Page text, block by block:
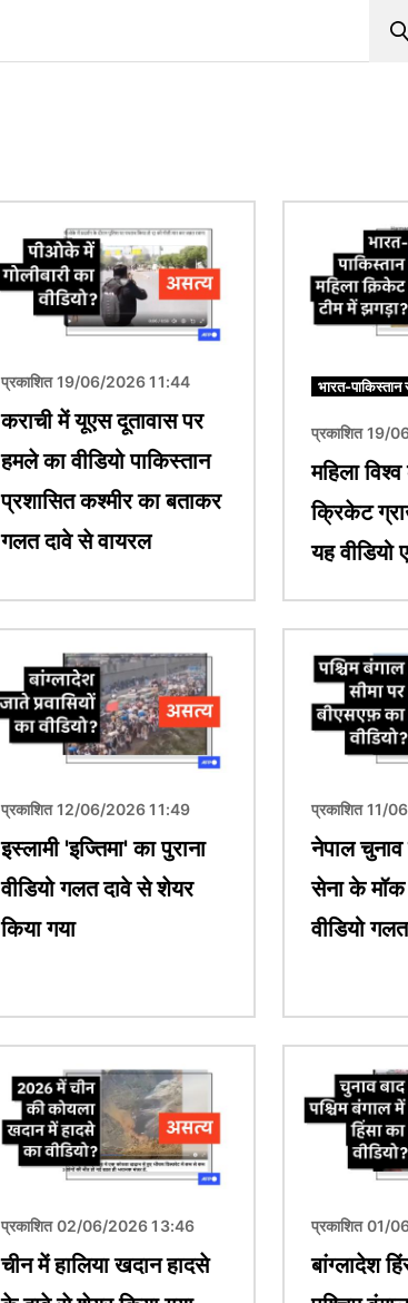
प्रकाशित 19/06/2026 11:44
कराची में यूएस दूतावास पर
हमले का वीडियो पाकिस्तान
प्रशासित कश्मीर का बताकर
गलत दावे से वायरल
भारत-
प्रकाशित 19/
महिला
क्रिकेट
यह
प्रकाशित 12/06/2026 11:49
इस्लामी 'इज्तिमा' का पुराना
वीडियो गलत दावे से शेयर
किया गया
प्रकाशित 11/
नेपाल
सेना के
वीडियो
प्रकाशित 02/06/2026 13:46
चीन में हालिया खदान हादसे
प्रकाशित 01/
बांग्लादेश